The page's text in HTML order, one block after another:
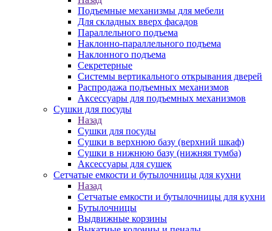
Подъемные механизмы для мебели
Для складных вверх фасадов
Параллельного подъема
Наклонно-параллельного подъема
Наклонного подъема
Секретерные
Системы вертикального открывания дверей
Распродажа подъемных механизмов
Аксессуары для подъемных механизмов
Сушки для посуды
Назад
Сушки для посуды
Сушки в верхнюю базу (верхний шкаф)
Сушки в нижнюю базу (нижняя тумба)
Аксессуары для сушек
Сетчатые емкости и бутылочницы для кухни
Назад
Сетчатые емкости и бутылочницы для кухни
Бутылочницы
Выдвижные корзины